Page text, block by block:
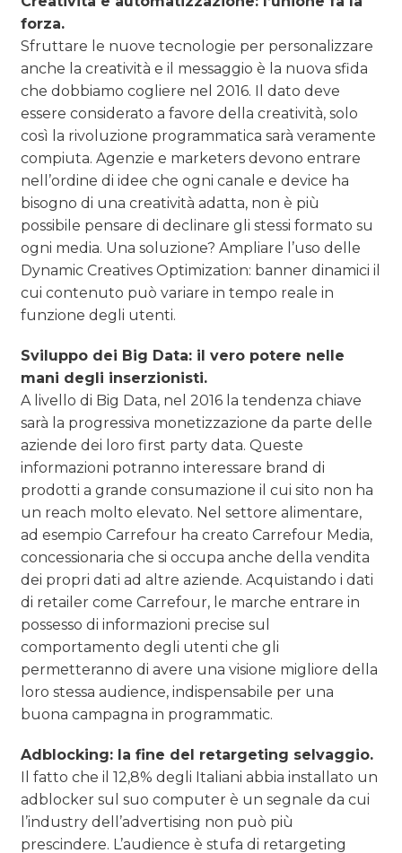
forza.
Sfruttare le nuove tecnologie per personalizzare
anche la creatività e il messaggio è la nuova sfida
che dobbiamo cogliere nel 2016. Il dato deve
essere considerato a favore della creatività, solo
così la rivoluzione programmatica sarà veramente
compiuta. Agenzie e marketers devono entrare
nell’ordine di idee che ogni canale e device ha
bisogno di una creatività adatta, non è più
possibile pensare di declinare gli stessi formato su
ogni media. Una soluzione? Ampliare l’uso delle
Dynamic Creatives Optimization: banner dinamici il
cui contenuto può variare in tempo reale in
funzione degli utenti.
Sviluppo dei Big Data: il vero potere nelle
mani degli inserzionisti.
A livello di Big Data, nel 2016 la tendenza chiave
sarà la progressiva monetizzazione da parte delle
aziende dei loro first party data. Queste
informazioni potranno interessare brand di
prodotti a grande consumazione il cui sito non ha
un reach molto elevato. Nel settore alimentare,
ad esempio Carrefour ha creato Carrefour Media,
concessionaria che si occupa anche della vendita
dei propri dati ad altre aziende. Acquistando i dati
di retailer come Carrefour, le marche entrare in
possesso di informazioni precise sul
comportamento degli utenti che gli
permetteranno di avere una visione migliore della
loro stessa audience, indispensabile per una
buona campagna in programmatic.
Adblocking: la fine del retargeting selvaggio.
Il fatto che il 12,8% degli Italiani abbia installato un
adblocker sul suo computer è un segnale da cui
l’industry dell’advertising non può più
prescindere. L’audience è stufa di retargeting